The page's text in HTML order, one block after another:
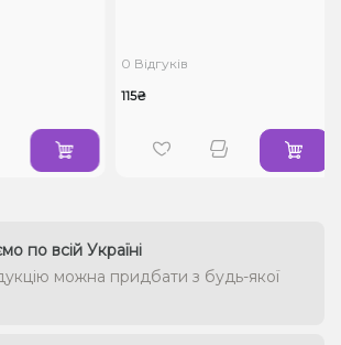
0 Відгуків
115₴
по всій Україні
можна придбати з будь-якої